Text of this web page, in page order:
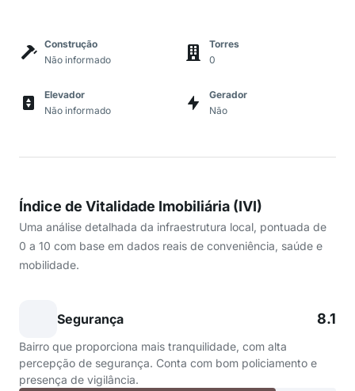
Construção
Não informado
Torres
0
Elevador
Não informado
Gerador
Não
Índice de Vitalidade Imobiliária (IVI)
Uma análise detalhada da infraestrutura local, pontuada de
0 a 10 com base em dados reais de conveniência, saúde e
mobilidade.
Segurança 8.1
Bairro que proporciona mais tranquilidade, com alta
percepção de segurança. Conta com bom policiamento e
presença de vigilância.